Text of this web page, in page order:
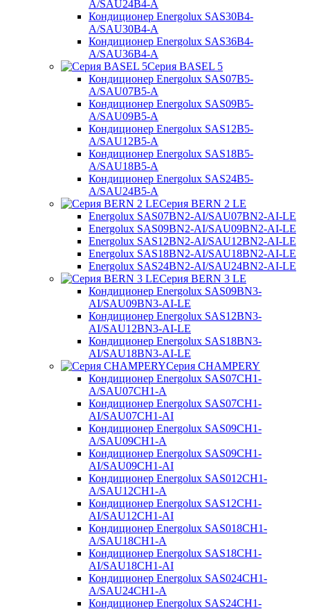
A/SAU24B4-A
Кондиционер Energolux SAS30B4-
A/SAU30B4-A
Кондиционер Energolux SAS36B4-
A/SAU36B4-A
Серия BASEL 5
Кондиционер Energolux SAS07B5-
A/SAU07B5-A
Кондиционер Energolux SAS09B5-
A/SAU09B5-A
Кондиционер Energolux SAS12B5-
A/SAU12B5-A
Кондиционер Energolux SAS18B5-
A/SAU18B5-A
Кондиционер Energolux SAS24B5-
A/SAU24B5-A
Серия BERN 2 LE
Energolux SAS07BN2-AI/SAU07BN2-AI-LE
Energolux SAS09BN2-AI/SAU09BN2-AI-LE
Energolux SAS12BN2-AI/SAU12BN2-AI-LE
Energolux SAS18BN2-AI/SAU18BN2-AI-LE
Energolux SAS24BN2-AI/SAU24BN2-AI-LE
Серия BERN 3 LE
Кондиционер Energolux SAS09BN3-
AI/SAU09BN3-AI-LE
Кондиционер Energolux SAS12BN3-
AI/SAU12BN3-AI-LE
Кондиционер Energolux SAS18BN3-
AI/SAU18BN3-AI-LE
Серия CHAMPERY
Кондиционер Energolux SAS07CH1-
A/SAU07CH1-A
Кондиционер Energolux SAS07CH1-
AI/SAU07CH1-AI
Кондиционер Energolux SAS09CH1-
A/SAU09CH1-A
Кондиционер Energolux SAS09CH1-
AI/SAU09CH1-AI
Кондиционер Energolux SAS012CH1-
A/SAU12CH1-A
Кондиционер Energolux SAS12CH1-
AI/SAU12CH1-AI
Кондиционер Energolux SAS018CH1-
A/SAU18CH1-A
Кондиционер Energolux SAS18CH1-
AI/SAU18CH1-AI
Кондиционер Energolux SAS024CH1-
A/SAU24CH1-A
Кондиционер Energolux SAS24CH1-